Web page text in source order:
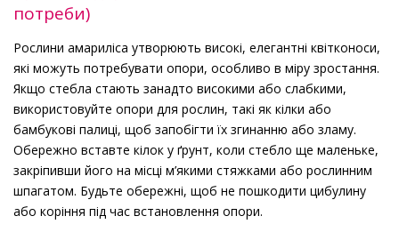
потреби)
Рослини амариліса утворюють високі, елегантні квітконоси,
які можуть потребувати опори, особливо в міру зростання.
Якщо стебла стають занадто високими або слабкими,
використовуйте опори для рослин, такі як кілки або
бамбукові палиці, щоб запобігти їх згинанню або зламу.
Обережно вставте кілок у ґрунт, коли стебло ще маленьке,
закріпивши його на місці м’якими стяжками або рослинним
шпагатом. Будьте обережні, щоб не пошкодити цибулину
або коріння під час встановлення опори.